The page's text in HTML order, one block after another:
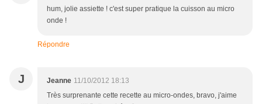
hum, jolie assiette ! c'est super pratique la cuisson au micro
onde !
Répondre
J Jeanne 11/10/2012 18:13
Très surprenante cette recette au micro-ondes, bravo, j'aime